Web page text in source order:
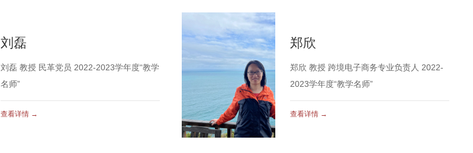
刘磊
刘磊 教授 民革党员 2022-2023学年度“教学
名师”
查看详情 →
郑欣
郑欣 教授 跨境电子商务专业负责人 2022-
2023学年度“教学名师”
查看详情 →